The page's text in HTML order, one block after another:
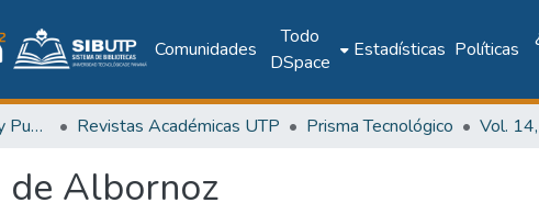
Comunidades
Todo
DSpace
Estadísticas Políticas
Editorial Universitaria y Publicaciones Seriadas Revistas Académicas UTP Prisma Tecnológico
de Albornoz